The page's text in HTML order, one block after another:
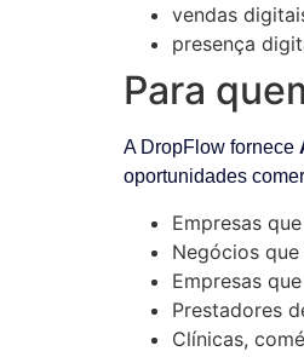
vendas
presença
Para
A DropFlow fornece
oportunidades
Empresas
Negócios
Empresas
Prestadores
Clínicas,